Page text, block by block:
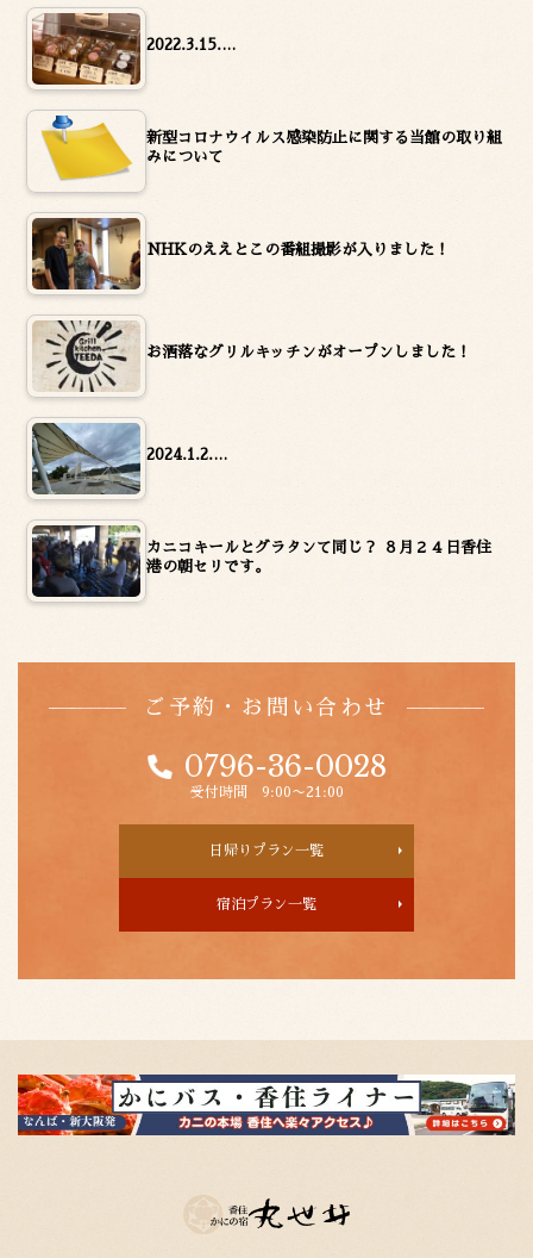
2022.3.15.…
新型コロナウイルス感染防止に関する当館の取り組
みについて
NHKのええとこの番組撮影が入りました！
お洒落なグリルキッチンがオープンしました！
2024.1.2.…
カニコキールとグラタンて同じ？ ８月２４日香住
港の朝セリです。
ご予約・お問い合わせ
0796-36-0028
受付時間 9:00〜21:00
日帰りプラン一覧
宿泊プラン一覧